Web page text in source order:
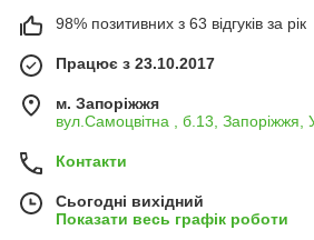
98% позитивних з 63 відгуків за рік
Працює з 23.10.2017
м. Запоріжжя
вул.Самоцвітна , б.13, Запоріжжя,
Контакти
Сьогодні вихідний
Показати весь графік роботи